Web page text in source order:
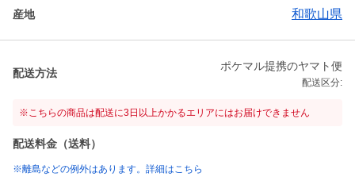
産地 和歌山県
配送方法
ポケマル提携のヤマト便
配送区分:
※こちらの商品は配送に3日以上かかるエリアにはお届けできません
配送料金（送料）
※離島などの例外はあります。詳細はこちら